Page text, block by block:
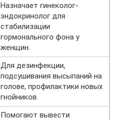
Назначает гинеколог-
эндокринолог для
стабилизации
гормонального фона у
женщин.
Для дезинфекции,
подсушивания высыпаний на
голове, профилактики новых
гнойников.
Помогают вывести